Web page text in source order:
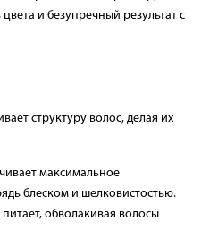
и безупречный результат с
структуру волос, делая их
максимальное
блеском и шелковистостью.
обволакивая волосы